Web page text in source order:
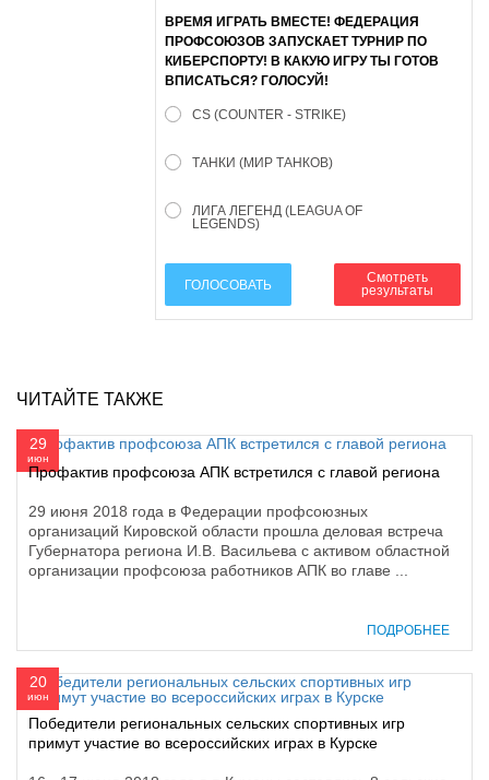
ВРЕМЯ ИГРАТЬ ВМЕСТЕ! ФЕДЕРАЦИЯ
ПРОФСОЮЗОВ ЗАПУСКАЕТ ТУРНИР ПО
КИБЕРСПОРТУ! В КАКУЮ ИГРУ ТЫ ГОТОВ
ВПИСАТЬСЯ? ГОЛОСУЙ!
CS (COUNTER - STRIKE)
ТАНКИ (МИР ТАНКОВ)
ЛИГА ЛЕГЕНД (LEAGUA OF
LEGENDS)
ГОЛОСОВАТЬ
Смотреть
результаты
ЧИТАЙТЕ ТАКЖЕ
29
июн
Профактив профсоюза АПК встретился с главой региона
29 июня 2018 года в Федерации профсоюзных
организаций Кировской области прошла деловая встреча
Губернатора региона И.В. Васильева с активом областной
организации профсоюза работников АПК во главе ...
ПОДРОБНЕЕ
20
июн
Победители региональных сельских спортивных игр
примут участие во всероссийских играх в Курске